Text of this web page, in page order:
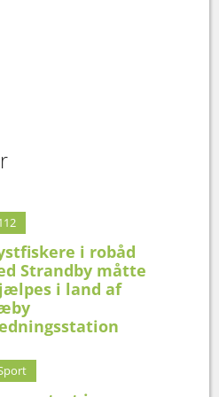
i robåd
Strandby måtte
i land af